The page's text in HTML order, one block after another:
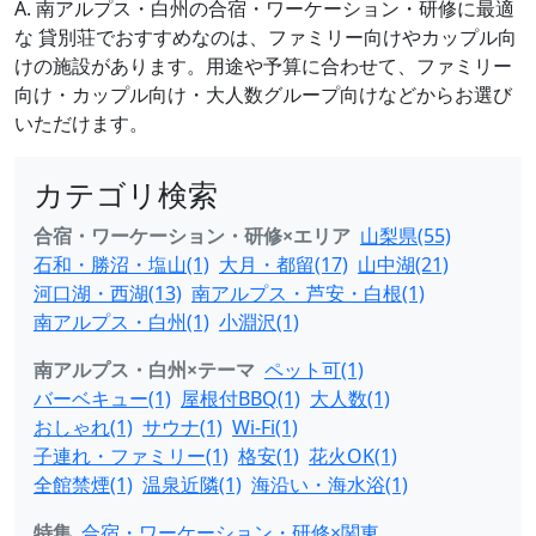
A. 南アルプス・白州の合宿・ワーケーション・研修に最適
な 貸別荘でおすすめなのは、ファミリー向けやカップル向
けの施設があります。用途や予算に合わせて、ファミリー
向け・カップル向け・大人数グループ向けなどからお選び
いただけます。
カテゴリ検索
合宿・ワーケーション・研修×エリア 山梨県(55)
石和・勝沼・塩山(1) 大月・都留(17) 山中湖(21)
河口湖・西湖(13) 南アルプス・芦安・白根(1)
南アルプス・白州(1) 小淵沢(1)
南アルプス・白州×テーマ ペット可(1)
バーベキュー(1) 屋根付BBQ(1) 大人数(1)
おしゃれ(1) サウナ(1) Wi-Fi(1)
子連れ・ファミリー(1) 格安(1) 花火OK(1)
全館禁煙(1) 温泉近隣(1) 海沿い・海水浴(1)